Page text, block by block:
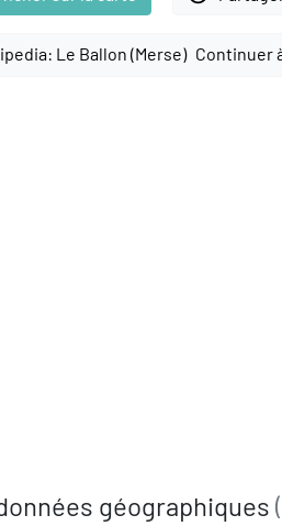
Continuer
géographiques